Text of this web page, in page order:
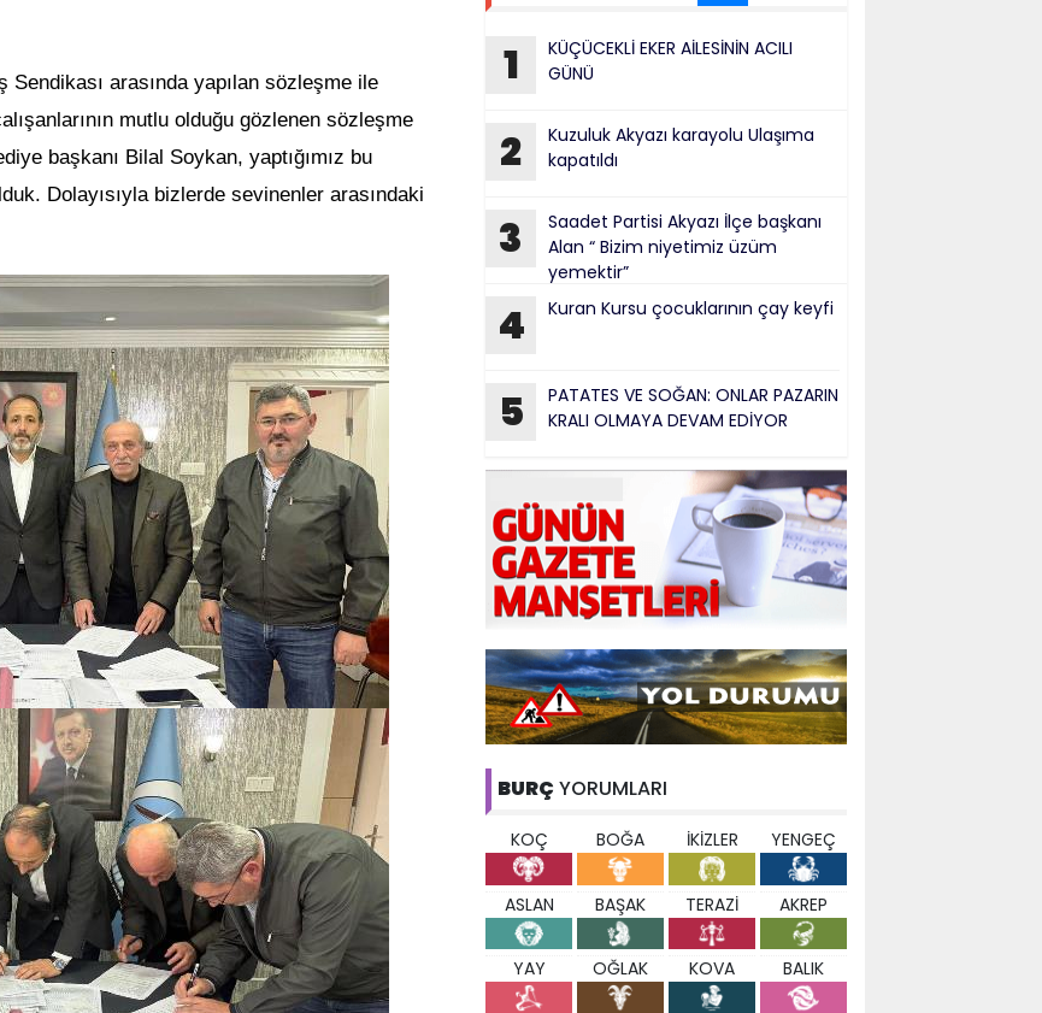
arasında yapılan sözleşme ile
mutlu olduğu gözlenen sözleşme
başkanı Bilal Soykan, yaptığımız bu
Dolayısıyla bizlerde sevinenler arasındaki
1
KÜÇÜCEKLİ EKER AİLESİNİN ACILI
GÜNÜ
2
Kuzuluk Akyazı karayolu Ulaşıma
kapatıldı
3
Saadet Partisi Akyazı İlçe başkanı
Alan “ Bizim niyetimiz üzüm
yemektir”
4 Kuran Kursu çocuklarının çay keyfi
5
PATATES VE SOĞAN: ONLAR PAZARIN
KRALI OLMAYA DEVAM EDİYOR
BURÇ YORUMLARI
KOÇ BOĞA İKİZLER YENGEÇ
ASLAN BAŞAK TERAZİ AKREP
YAY OĞLAK KOVA BALIK